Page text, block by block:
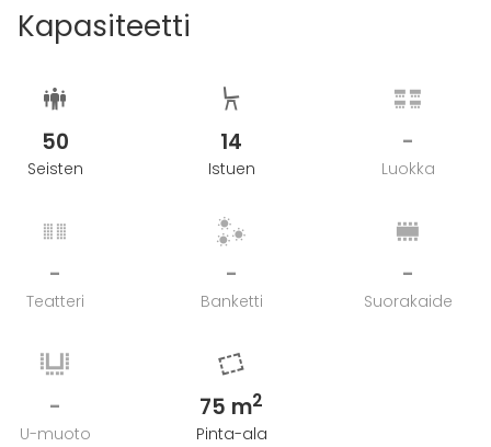
Kapasiteetti
50
Seisten
14
Istuen
-
Luokka
-
Teatteri
-
Banketti
-
Suorakaide
-
U-muoto
75 m2
Pinta-ala